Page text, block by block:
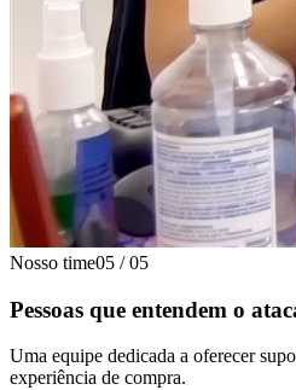
Nosso time05 / 05
Pessoas que entendem o
Uma equipe dedicada a oferecer
experiência de compra.